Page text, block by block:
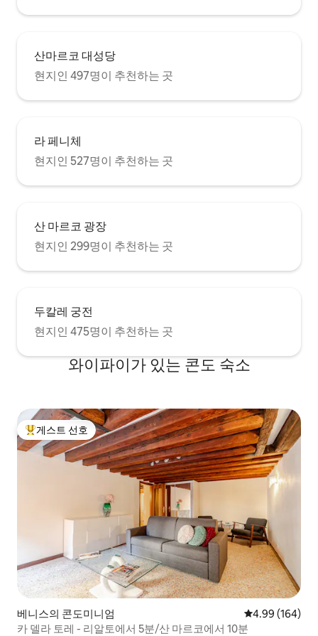
산마르코 대성당
현지인 497명이 추천하는 곳
라 페니체
현지인 527명이 추천하는 곳
산 마르코 광장
현지인 299명이 추천하는 곳
두칼레 궁전
현지인 475명이 추천하는 곳
와이파이가 있는 콘도 숙소
상위 게스트 선호
게스트 선호
베니스의 콘도미니엄 평점 4.99점(5
4.99 (164)
카 델라 토레 - 리알토에서 5분/산 마르코에서 10분